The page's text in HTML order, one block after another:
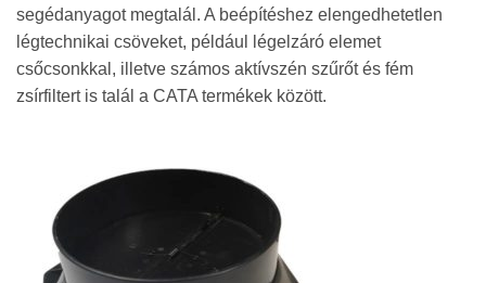
segédanyagot megtalál. A beépítéshez elengedhetetlen
légtechnikai csöveket, például légelzáró elemet
csőcsonkkal, illetve számos aktívszén szűrőt és fém
zsírfiltert is talál a CATA termékek között.